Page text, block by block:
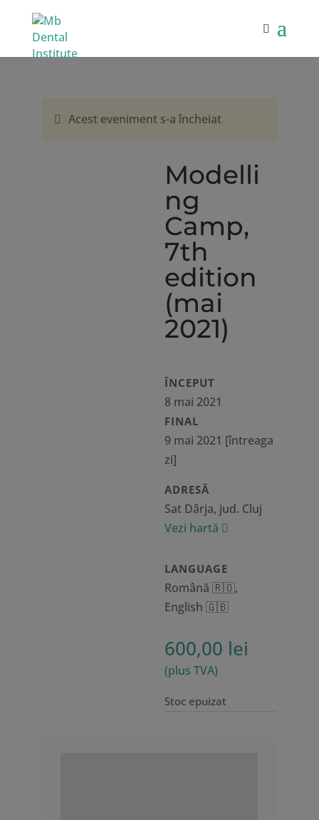
Acest eveniment s-a încheiat
Modelli
ng
Camp,
7th
edition
(mai
2021)
ÎNCEPUT
8 mai 2021
FINAL
9 mai 2021 [întreaga
zi]
ADRESĂ
Sat Dârja, jud. Cluj
Vezi hartă
LANGUAGE
Română 🇷🇴,
English 🇬🇧
600,00 lei
(plus TVA)
Stoc epuizat